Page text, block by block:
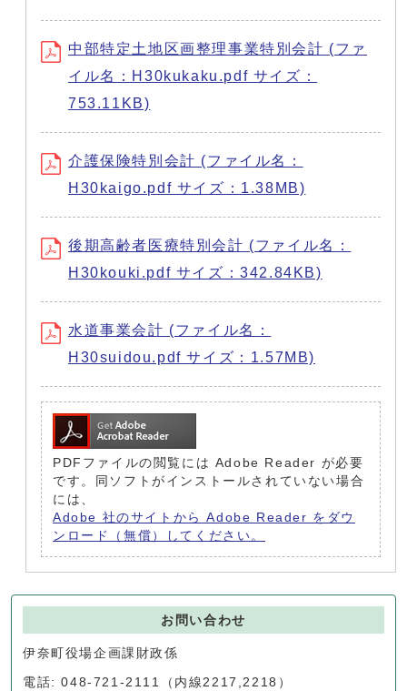
中部特定土地区画整理事業特別会計 (ファ
イル名：H30kukaku.pdf サイズ：
753.11KB)
介護保険特別会計 (ファイル名：
H30kaigo.pdf サイズ：1.38MB)
後期高齢者医療特別会計 (ファイル名：
H30kouki.pdf サイズ：342.84KB)
水道事業会計 (ファイル名：
H30suidou.pdf サイズ：1.57MB)
PDFファイルの閲覧には Adobe Reader が必要
です。同ソフトがインストールされていない場合
には、
Adobe 社のサイトから Adobe Reader をダウ
ンロード（無償）してください。
お問い合わせ
伊奈町役場企画課財政係
電話: 048-721-2111（内線2217,2218）